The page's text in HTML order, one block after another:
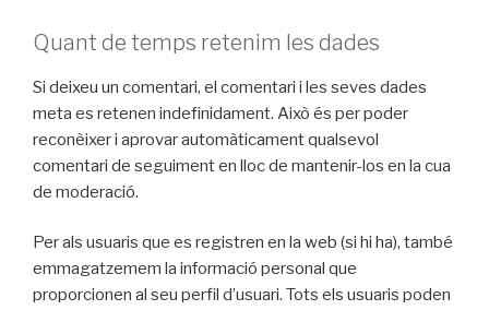
Quant de temps retenim les dades
Si deixeu un comentari, el comentari i les seves dades
meta es retenen indefinidament. Això és per poder
reconèixer i aprovar automàticament qualsevol
comentari de seguiment en lloc de mantenir-los en la cua
de moderació.
Per als usuaris que es registren en la web (si hi ha), també
emmagatzemem la informació personal que
proporcionen al seu perfil d’usuari. Tots els usuaris poden